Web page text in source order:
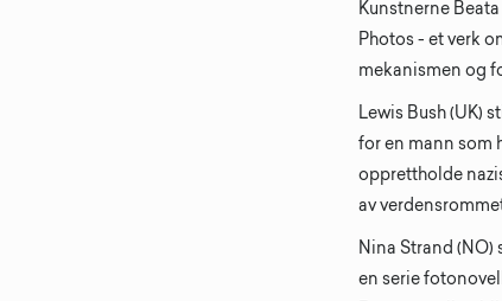
Kunstnerne
Photos - et verk
mekanismen og
Lewis Bush (UK)
for en mann som
opprettholde
av
Nina Strand (NO)
en serie